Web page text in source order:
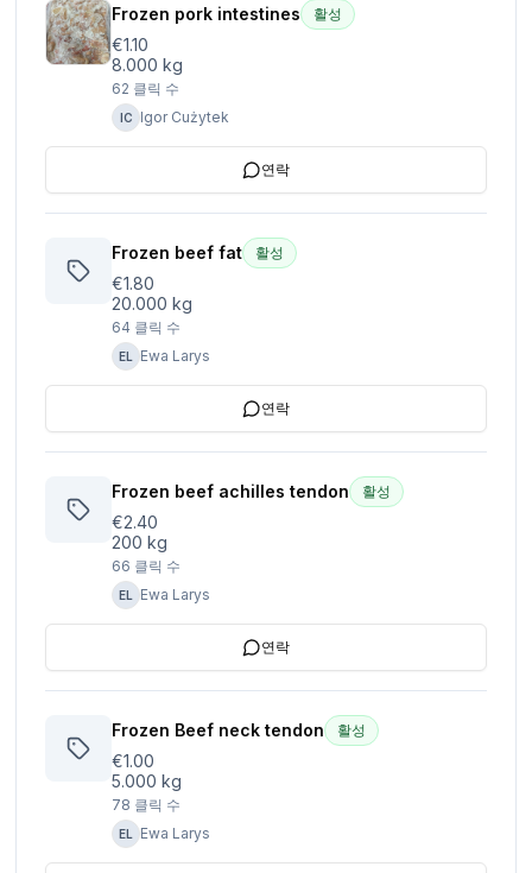
Frozen pork intestines 활성
€1.10
8.000 kg
62 클릭 수
IC Igor Cużytek
연락
Frozen beef fat 활성
€1.80
20.000 kg
64 클릭 수
EL Ewa Larys
연락
Frozen beef achilles tendon 활성
€2.40
200 kg
66 클릭 수
EL Ewa Larys
연락
Frozen Beef neck tendon 활성
€1.00
5.000 kg
78 클릭 수
EL Ewa Larys